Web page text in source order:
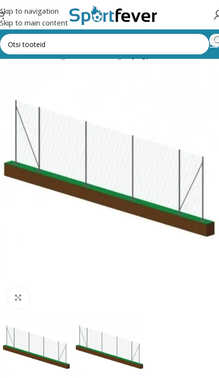
Skip to navigation
Skip to main content
Esileht Kõik kategooriad Pallimängud Jalgpall